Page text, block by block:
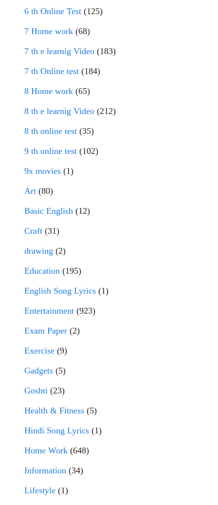
6 th Online Test (125)
7 Home work (68)
7 th e learnig Video (183)
7 th Online test (184)
8 Home work (65)
8 th e learnig Video (212)
8 th online test (35)
9 th online test (102)
9x movies (1)
Art (80)
Basic English (12)
Craft (31)
drawing (2)
Education (195)
English Song Lyrics (1)
Entertainment (923)
Exam Paper (2)
Exercise (9)
Gadgets (5)
Goshti (23)
Health & Fitness (5)
Hindi Song Lyrics (1)
Home Work (648)
Information (34)
Lifestyle (1)